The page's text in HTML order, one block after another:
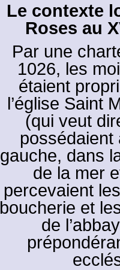
Le contexte
Roses au
Par une
1026, les
étaient
l’église Saint
(qui veut
possédaient
gauche, dans
de la mer
percevaient
boucherie et
de